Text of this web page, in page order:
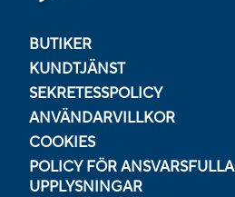
BUTIKER
KUNDTJÄNST
SEKRETESSPOLICY
ANVÄNDARVILLKOR
COOKIES
POLICY FÖR ANSVARSFULLA
UPPLYSNINGAR